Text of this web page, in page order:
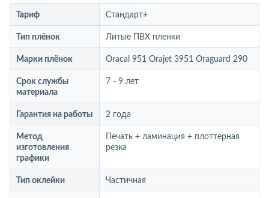
Тариф Стандарт+
Тип плёнок Литые ПВХ пленки
Марки плёнок Oracal 951 Orajet 3951 Oraguard 290
Срок службы
материала
7 - 9 лет
Гарантия на работы 2 года
Метод
изготовления
графики
Печать + ламинация + плоттерная
резка
Тип оклейки Частичная